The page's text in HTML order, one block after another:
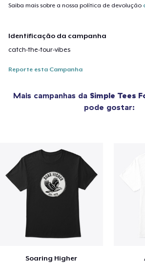
Saiba mais sobre a nossa política de devolução
Identificação da campanha
catch-the-tour-vibes
Reporte esta Campanha
Mais campanhas da Simple Tees
pode gostar:
Soaring Higher